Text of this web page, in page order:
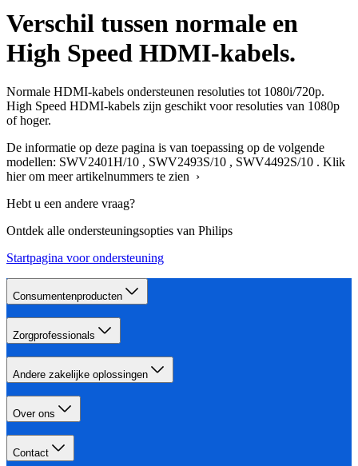
Verschil tussen normale en
High Speed HDMI-kabels.
Normale HDMI-kabels ondersteunen resoluties tot 1080i/720p.
High Speed HDMI-kabels zijn geschikt voor resoluties van 1080p
of hoger.
De informatie op deze pagina is van toepassing op de volgende
modellen: SWV2401H/10 , SWV2493S/10 , SWV4492S/10 . Klik
hier om meer artikelnummers te zien ›
Hebt u een andere vraag?
Ontdek alle ondersteuningsopties van Philips
Startpagina voor ondersteuning
Consumentenproducten
Zorgprofessionals
Andere zakelijke oplossingen
Over ons
Contact